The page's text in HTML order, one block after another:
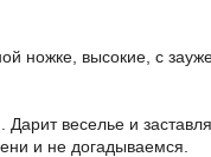
ножке, высокие, с
веселье и
и не догадываемся.